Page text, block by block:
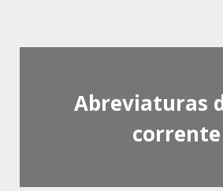
Abreviaturas
corrente